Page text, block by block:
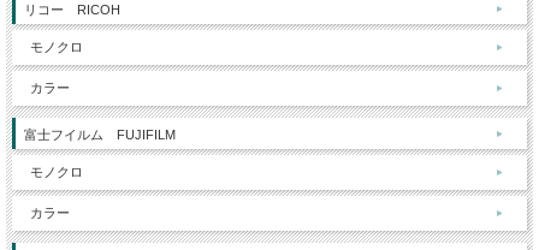
リコー RICOH
モノクロ
カラー
富士フイルム FUJIFILM
モノクロ
カラー